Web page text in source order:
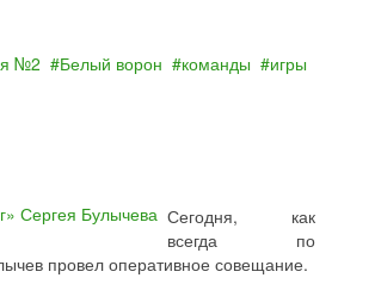
№2 Белый ворон команды
игры
Сегодня, как
всегда по
провел оперативное совещание.